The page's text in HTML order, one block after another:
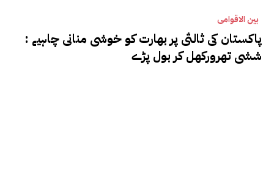
بین الاقوامی
پاکستان کی ثالثی پر بھارت کو خوشی منانی چاہیے :
ششی تھرورکھل کر بول پڑے